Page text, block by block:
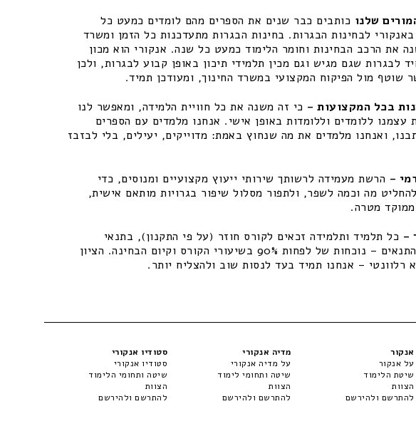
שלנו כותבים כבר שנים את הספרים מהם לומדים כמעט כל
לבחינות הבגרות. בחינות הבגרות מתעדכנות כל הזמן ומשרד
את הרכב הבחינות וחומר הלימוד כמעט כל שנה. אנקורי הוא מכון
לבגרות שגם מגיש וגם מכין תלמידי תיכון באופן קבוע לבגרות, ולכן
שוטף מול הפיקוח המקצועי במשרד החינוך, ומעודכן תמיד.
בכל המקצועות – כי זה משנה את כל חוויית הלמידה, ומאפשר לנו
עצמנו ללומדים וללומדות באופן אישי. אנחנו מלמדים עם הספרים
ואנחנו מלמדים את מה שנחוץ באמת: מדוייקים, יעילים, בלי לבזבז
– הרשת מעמידה לרשותך שירותי ייעוץ מקצועיים ומנוסים, כדי
מה וכמה לשפר, ולתפור מסלול שיפור בגרויות מותאם אישית,
מטרה.
– כל תלמיד ותלמידה זכאים לקורס חוזר (על פי התקנון), בתנאי
שיתקיימו התנאים – נוכחות של לפחות 90% בשיעורי הקורס וקיום הבחינה. הציון
רלוונטי – אנחנו תמיד בעד לנסות שוב ולהצליח יותר.
אנקור
על אנקור
שיטת הלימוד
הצוות
להתרשם ולהירשם
מדיה אנקורי
על מדיה אנקורי
שיטה ותחומי לימוד
הצוות
להתרשם ולהירשם
סטודיו אנקורי
סטודיו אנקורי
שיטה ותחומי הלימוד
הצוות
להתרשם ולהירשם